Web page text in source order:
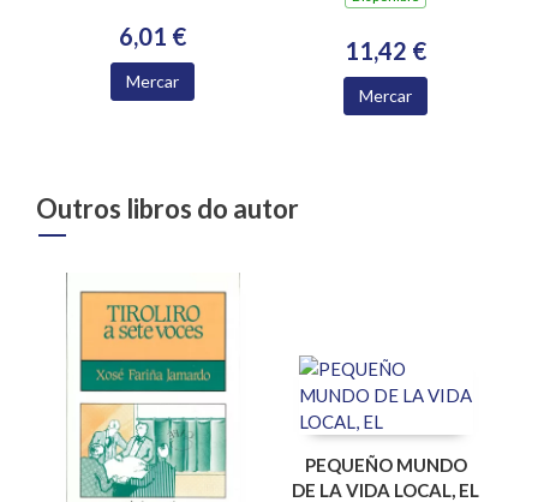
6,01 €
Mercar
11,42 €
Mercar
Outros libros do autor
PEQUEÑO MUNDO
DE LA VIDA LOCAL, EL